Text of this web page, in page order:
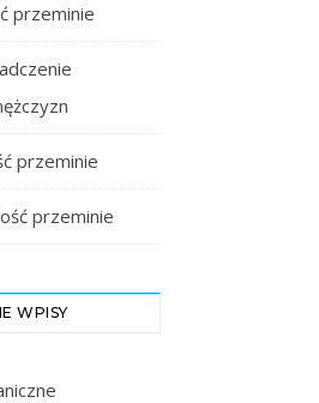
przeminie
przeminie
przeminie
WPISY